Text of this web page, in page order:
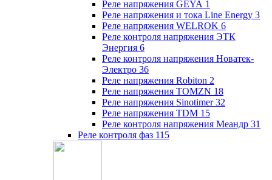
Реле напряжения GEYA 1
Реле напряжения и тока Line Energy 3
Реле напряжения WELROK 6
Реле контроля напряжения ЭТК
Энергия 6
Реле контроля напряжения Новатек-
Электро 36
Реле напряжения Robiton 2
Реле напряжения TOMZN 18
Реле напряжения Sinotimer 32
Реле напряжения TDM 15
Реле контроля напряжения Меандр 31
Реле контроля фаз 115